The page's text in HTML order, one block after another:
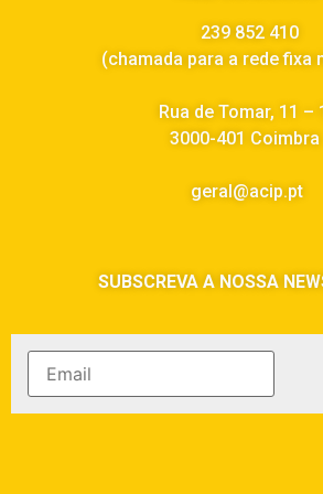
239 852 410
(chamada para a rede fixa
Rua de Tomar, 11 –
3000-401 Coimbra
geral@acip.pt
SUBSCREVA A NOSSA